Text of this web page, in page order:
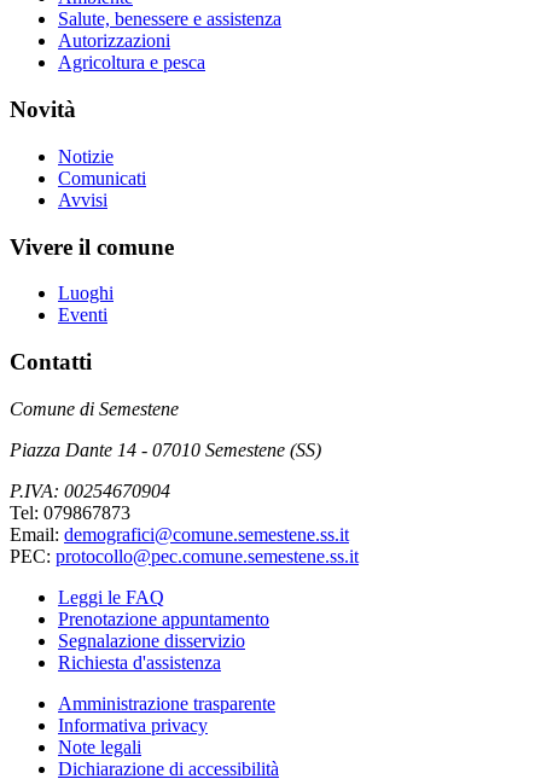
Salute, benessere e assistenza
Autorizzazioni
Agricoltura e pesca
Novità
Notizie
Comunicati
Avvisi
Vivere il comune
Luoghi
Eventi
Contatti
Comune di Semestene
Piazza Dante 14 - 07010 Semestene (SS)
P.IVA: 00254670904
Tel: 079867873
Email: demografici@comune.semestene.ss.it
PEC: protocollo@pec.comune.semestene.ss.it
Leggi le FAQ
Prenotazione appuntamento
Segnalazione disservizio
Richiesta d'assistenza
Amministrazione trasparente
Informativa privacy
Note legali
Dichiarazione di accessibilità